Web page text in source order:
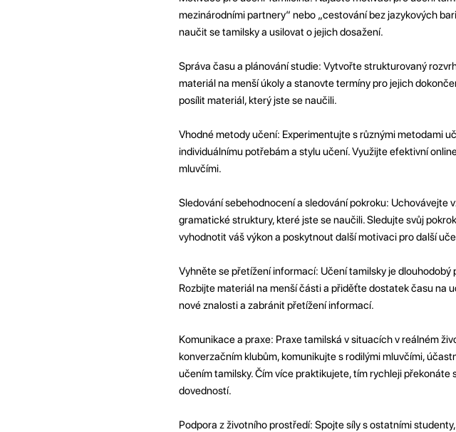
mezinárodními partnery“ nebo „cestování bez jazykových
naučit se tamilsky a usilovat o jejich dosažení.
Správa času a plánování studie: Vytvořte strukturovaný
materiál na menší úkoly a stanovte termíny pro jejich
posílit materiál, který jste se naučili.
Vhodné metody učení: Experimentujte s různými metodami
individuálnímu potřebám a stylu učení. Využijte efektivní
mluvčími.
Sledování sebehodnocení a sledování pokroku: Uchovávejte
gramatické struktury, které jste se naučili. Sledujte svůj
vyhodnotit váš výkon a poskytnout další motivaci pro další
Vyhněte se přetížení informací: Učení tamilsky je
Rozbijte materiál na menší části a přiděťte dostatek času na
nové znalosti a zabránit přetížení informací.
Komunikace a praxe: Praxe tamilská v situacích v reálném
konverzačním klubům, komunikujte s rodilými mluvčími,
učením tamilsky. Čím více praktikujete, tím rychleji
dovedností.
Podpora z životního prostředí: Spojte síly s ostatními